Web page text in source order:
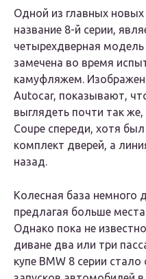
Одной из главных
название 8-й серии,
четырехдверная
замечена во время
камуфляжем.
Autocar, показывают,
выглядеть почти так
Coupe спереди, хотя
комплект дверей, а
назад.
Колесная база немного
предлагая больше
Однако пока не
диване два или три
купе BMW 8 серии